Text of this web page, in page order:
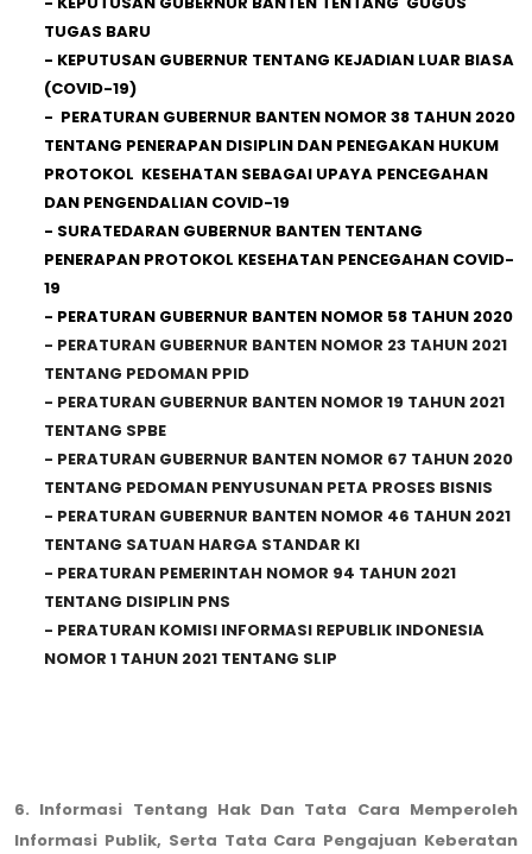
TUGAS BARU
- KEPUTUSAN GUBERNUR TENTANG KEJADIAN LUAR BIASA
(COVID-19)
- PERATURAN GUBERNUR BANTEN NOMOR 38 TAHUN 2020
TENTANG PENERAPAN DISIPLIN DAN PENEGAKAN HUKUM
PROTOKOL KESEHATAN SEBAGAI UPAYA PENCEGAHAN
DAN PENGENDALIAN COVID-19
- SURATEDARAN GUBERNUR BANTEN TENTANG
PENERAPAN PROTOKOL KESEHATAN PENCEGAHAN COVID-
19
- PERATURAN GUBERNUR BANTEN NOMOR 58 TAHUN 2020
- PERATURAN GUBERNUR BANTEN NOMOR 23 TAHUN 2021
TENTANG PEDOMAN PPID
- PERATURAN GUBERNUR BANTEN NOMOR 19 TAHUN 2021
TENTANG SPBE
- PERATURAN GUBERNUR BANTEN NOMOR 67 TAHUN 2020
TENTANG PEDOMAN PENYUSUNAN PETA PROSES BISNIS
- PERATURAN GUBERNUR BANTEN NOMOR 46 TAHUN 2021
TENTANG SATUAN HARGA STANDAR KI
- PERATURAN PEMERINTAH NOMOR 94 TAHUN 2021
TENTANG DISIPLIN PNS
- PERATURAN KOMISI INFORMASI REPUBLIK INDONESIA
NOMOR 1 TAHUN 2021 TENTANG SLIP
6. Informasi Tentang Hak Dan Tata Cara Memperoleh
Informasi Publik, Serta Tata Cara Pengajuan Keberatan